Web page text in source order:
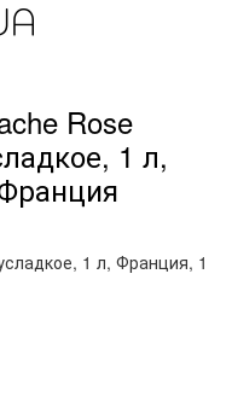
Rose
1 л,